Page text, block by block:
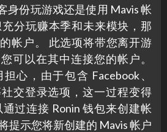
身份玩游戏还是使用 Mavis 帐
分玩赚本季和未来模块，那
帐户。 此选项将带您离开游
可以在其中连接您的帐户。
心，由于包含 Facebook、
社交登录选项，这一过程变得
过连接 Ronin 钱包来创建帐
提示您将新创建的 Mavis 帐户